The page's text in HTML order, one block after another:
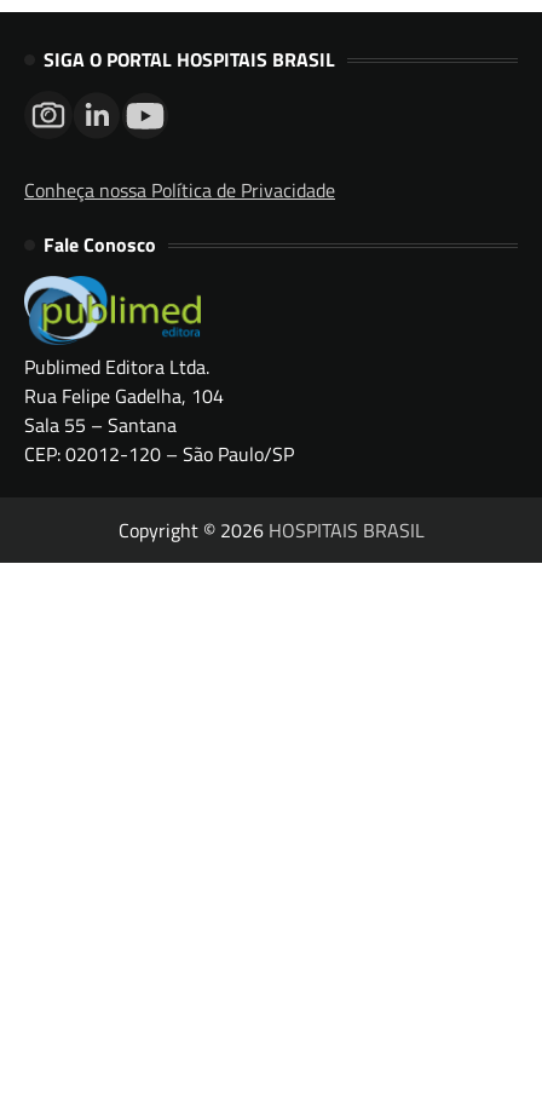
SIGA O PORTAL HOSPITAIS BRASIL
Conheça nossa Política de Privacidade
Fale Conosco
Publimed Editora Ltda.
Rua Felipe Gadelha, 104
Sala 55 – Santana
CEP: 02012-120 – São Paulo/SP
Copyright © 2026 HOSPITAIS BRASIL